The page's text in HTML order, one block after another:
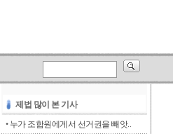
제법 많이 본 기사
• 누가 조합원에게서 선거권을 빼앗..